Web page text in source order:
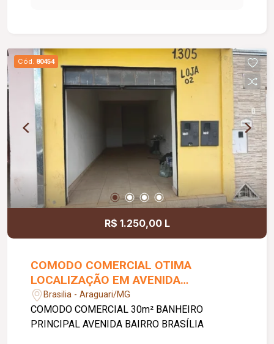
Cód. 80454
R$ 1.250,00 L
COMODO COMERCIAL OTIMA
LOCALIZAÇÃO EM AVENIDA
PRINCIPAL.
Brasilia - Araguari/MG
COMODO COMERCIAL 30m² BANHEIRO
PRINCIPAL AVENIDA BAIRRO BRASÍLIA